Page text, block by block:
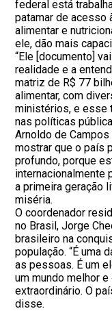
federal está
patamar de acesso
alimentar e
ele, dão mais
“Ele [documento]
realidade e a
matriz de R$ 77
alimentar, com
ministérios, e esse
nas políticas
Arnoldo de
mostrar que o país
profundo, porque
internacionalmente
a primeira geração
miséria.
O coordenador
no Brasil, Jorge
brasileiro na
população. “É uma
as pessoas. É um
um mundo melhor
extraordinário. O
disse.